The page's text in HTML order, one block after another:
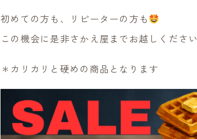
初めての方も、リピーターの方も
この機会に是非さかえ屋までお越しください
＊カリカリと硬めの商品となります